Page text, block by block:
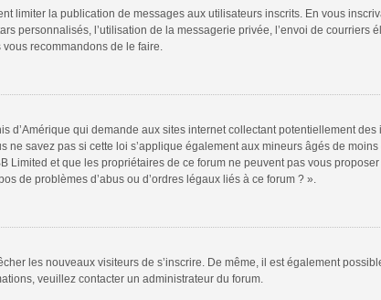
limiter la publication de messages aux utilisateurs inscrits. En vous
personnalisés, l’utilisation de la messagerie privée, l’envoi de courriers
vous recommandons de le faire.
d’Amérique qui demande aux sites internet collectant potentiellement
savez pas si cette loi s’applique également aux mineurs âgés de
et que les propriétaires de ce forum ne peuvent pas vous
de problèmes d’abus ou d’ordres légaux liés à ce forum ? ».
les nouveaux visiteurs de s’inscrire. De même, il est également
veuillez contacter un administrateur du forum.